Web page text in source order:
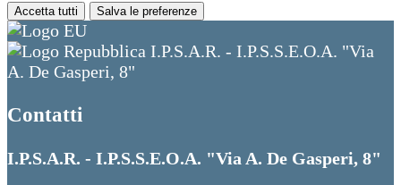
Accetta tutti Salva le preferenze
I.P.S.A.R. - I.P.S.S.E.O.A. "Via
A. De Gasperi, 8"
Contatti
I.P.S.A.R. - I.P.S.S.E.O.A. "Via A. De Gasperi, 8"